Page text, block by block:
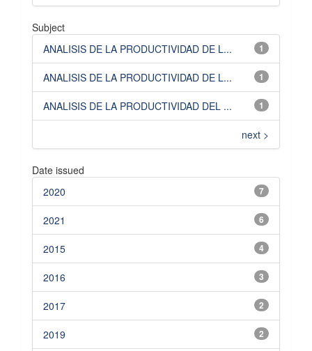
Subject
1
ANALISIS DE LA PRODUCTIVIDAD DE L...
1
ANALISIS DE LA PRODUCTIVIDAD DE L...
1
ANALISIS DE LA PRODUCTIVIDAD DEL ...
next >
Date issued
7
2020
6
2021
4
2015
3
2016
2
2017
2
2019